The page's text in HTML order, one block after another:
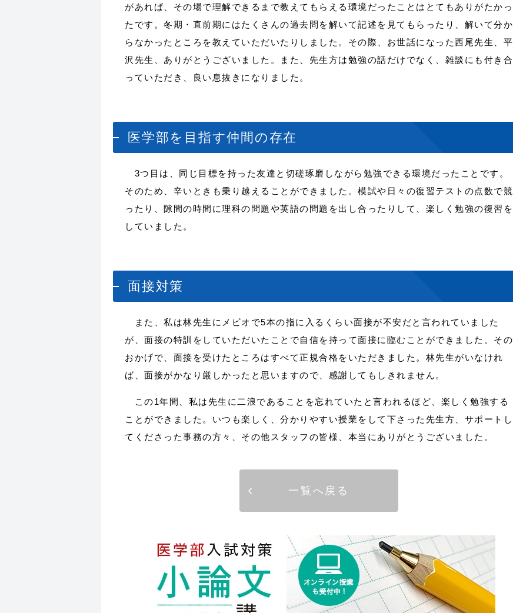
があれば、その場で理解できるまで教えてもらえる環境だったことはとてもありがたかっ
たです。冬期・直前期にはたくさんの過去問を解いて記述を見てもらったり、解いて分か
らなかったところを教えていただいたりしました。その際、お世話になった西尾先生、平
沢先生、ありがとうございました。また、先生方は勉強の話だけでなく、雑談にも付き合
っていただき、良い息抜きになりました。
医学部を目指す仲間の存在
3つ目は、同じ目標を持った友達と切磋琢磨しながら勉強できる環境だったことです。
そのため、辛いときも乗り越えることができました。模試や日々の復習テストの点数で競
ったり、隙間の時間に理科の問題や英語の問題を出し合ったりして、楽しく勉強の復習を
していました。
面接対策
また、私は林先生にメビオで5本の指に入るくらい面接が不安だと言われていました
が、面接の特訓をしていただいたことで自信を持って面接に臨むことができました。その
おかげで、面接を受けたところはすべて正規合格をいただきました。林先生がいなけれ
ば、面接がかなり厳しかったと思いますので、感謝してもしきれません。
この1年間、私は先生に二浪であることを忘れていたと言われるほど、楽しく勉強する
ことができました。いつも楽しく、分かりやすい授業をして下さった先生方、サポートし
てくださった事務の方々、その他スタッフの皆様、本当にありがとうございました。
一覧へ戻る